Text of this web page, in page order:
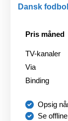
Dansk
Pris måned
TV-kanaler
Via
Binding
Opsig
Se offline